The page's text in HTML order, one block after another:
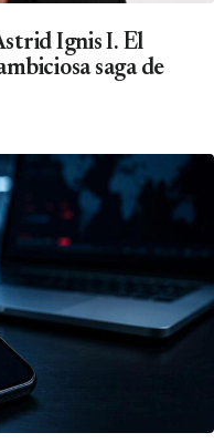
Ignis I. El
saga de